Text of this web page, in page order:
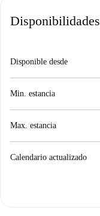
Disponibilidades
Disponible desde
Min. estancia
Max. estancia
Calendario actualizado